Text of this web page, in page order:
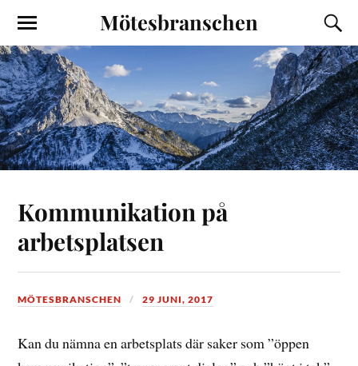
Mötesbranschen
Kommunikation på
arbetsplatsen
MÖTESBRANSCHEN 29 JUNI, 2017
Kan du nämna en arbetsplats där saker som ”öppen